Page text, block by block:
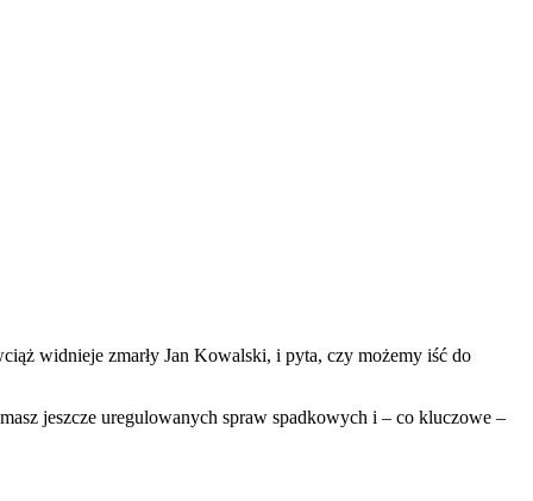
widnieje zmarły Jan Kowalski, i pyta, czy możemy iść do
jeszcze uregulowanych spraw spadkowych i – co kluczowe –